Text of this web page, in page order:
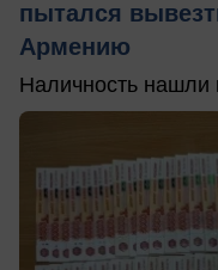
пытался
Армению
Наличность нашли